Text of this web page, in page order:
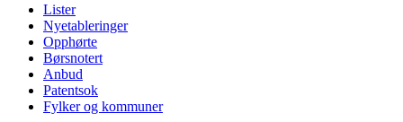
Lister
Nyetableringer
Opphørte
Børsnotert
Anbud
Patentsok
Fylker og kommuner